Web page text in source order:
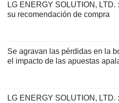
LG ENERGY SOLUTION,
su recomendación de compra
Se agravan las pérdidas en la
el impacto de las apuestas
LG ENERGY SOLUTION, LTD.